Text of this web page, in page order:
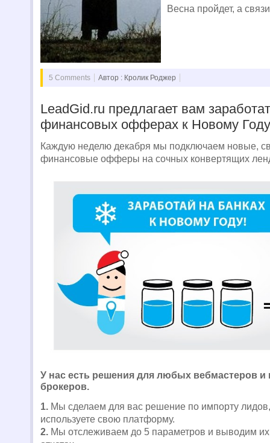
Весна пройдет, а
5 Comments Автор : Кролик Роджер
LeadGid.ru предлагает вам
финансовых офферах к Новому
Каждую неделю декабря мы подключаем новые,
финансовые офферы на сочных конвертящих
У нас есть решения для любых вебмастеров и
брокеров.
1. Мы сделаем для вас решение по импорту
используете свою платформу.
2. Мы отслеживаем до 5 параметров и выводим